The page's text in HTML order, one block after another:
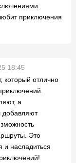
приключения
18:45
который отлично
а
добавляют
Это
и насладиться